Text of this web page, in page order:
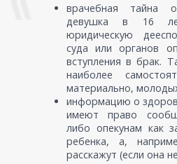
врачебная тайна
девушка в 16
юридическую
суда или органов
вступления в брак.
наиболее
материально,
информацию о
имеют право
либо опекунам как
ребенка, а,
расскажут (если она